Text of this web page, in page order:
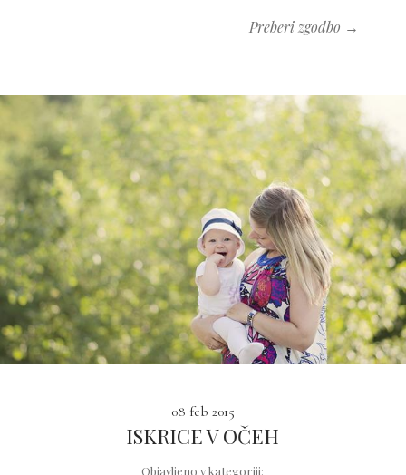
Preberi zgodbo →
08 feb 2015
ISKRICE V OČEH
Objavljeno v kategoriji: